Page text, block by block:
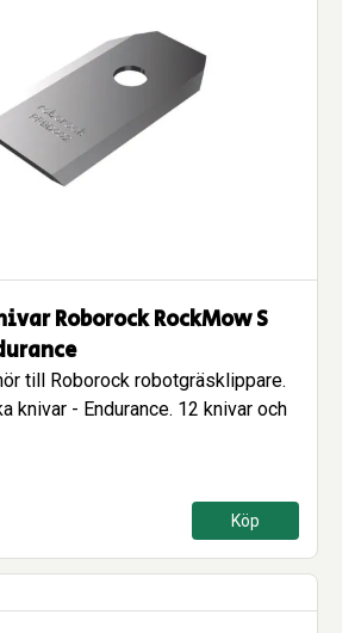
Roborock RockMow S
till Roborock robotgräsklippare.
knivar - Endurance. 12 knivar och
Köp